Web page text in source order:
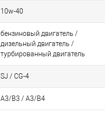
10w-40
бензиновый двигатель /
дизельный двигатель /
турбированный двигатель
SJ / CG-4
А3/В3 / А3/В4